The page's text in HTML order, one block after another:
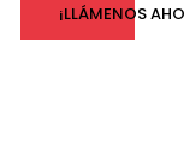
¡LLÁMENOS